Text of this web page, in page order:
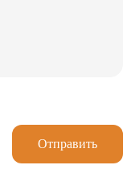
Отправить